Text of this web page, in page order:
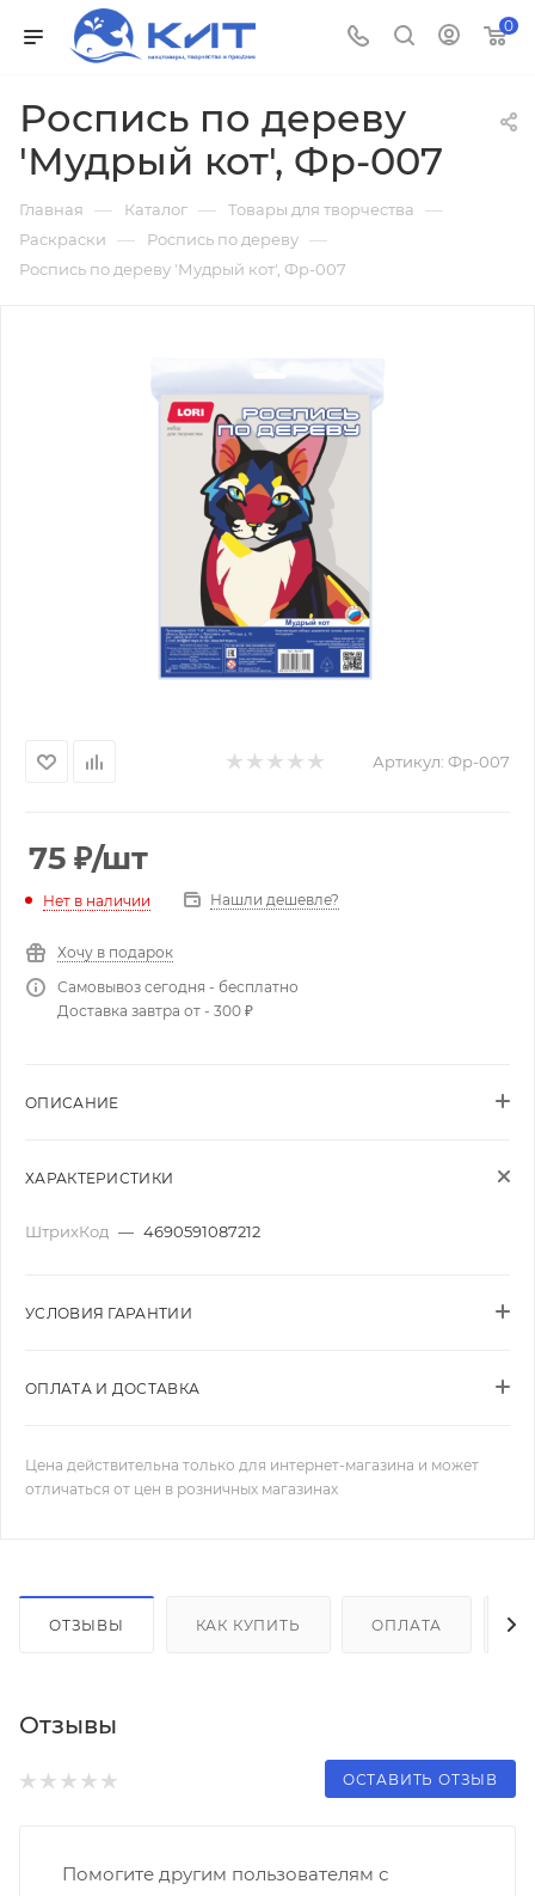
0
Роспись по дереву
'Мудрый кот', Фр-007
Главная — Каталог — Товары для творчества —
Раскраски — Роспись по дереву —
Роспись по дереву 'Мудрый кот', Фр-007
Артикул: Фр-007
75 ₽/шт
Нет в наличии Нашли дешевле?
Хочу в подарок
Самовывоз сегодня - бесплатно
Доставка завтра от - 300 ₽
ОПИСАНИЕ
ХАРАКТЕРИСТИКИ
ШтрихКод — 4690591087212
УСЛОВИЯ ГАРАНТИИ
ОПЛАТА И ДОСТАВКА
Цена действительна только для интернет-магазина и может
отличаться от цен в розничных магазинах
ОТЗЫВЫ КАК КУПИТЬ ОПЛАТА
Отзывы
ОСТАВИТЬ ОТЗЫВ
Помогите другим пользователям с